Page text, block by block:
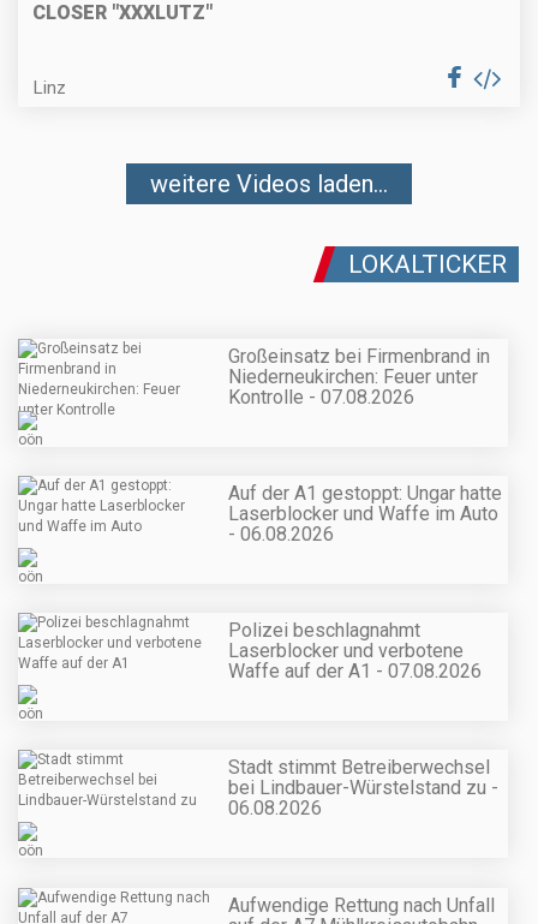
CLOSER "XXXLUTZ"
Linz
weitere Videos laden...
LOKALTICKER
Großeinsatz bei Firmenbrand in
Niederneukirchen: Feuer unter
Kontrolle - 07.08.2026
Auf der A1 gestoppt: Ungar hatte
Laserblocker und Waffe im Auto
- 06.08.2026
Polizei beschlagnahmt
Laserblocker und verbotene
Waffe auf der A1 - 07.08.2026
Stadt stimmt Betreiberwechsel
bei Lindbauer-Würstelstand zu -
06.08.2026
Aufwendige Rettung nach Unfall